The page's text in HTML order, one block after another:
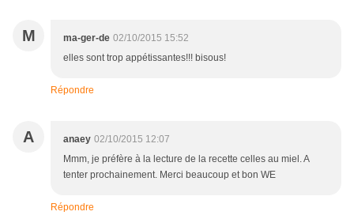
M ma-ger-de 02/10/2015 15:52
elles sont trop appétissantes!!! bisous!
Répondre
A anaey 02/10/2015 12:07
Mmm, je préfère à la lecture de la recette celles au miel. A
tenter prochainement. Merci beaucoup et bon WE
Répondre